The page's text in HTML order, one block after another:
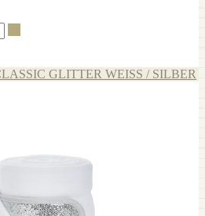
GLITTER WEISS / SILBER